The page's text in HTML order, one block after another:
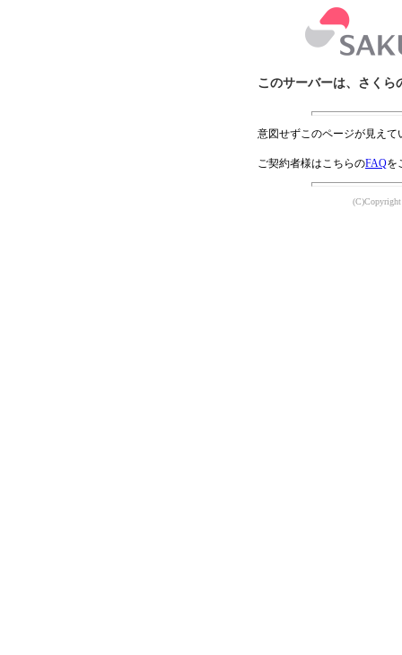
このサーバーは、さくら
意図せずこのページが見え
ご契約者様はこちらのFAQを